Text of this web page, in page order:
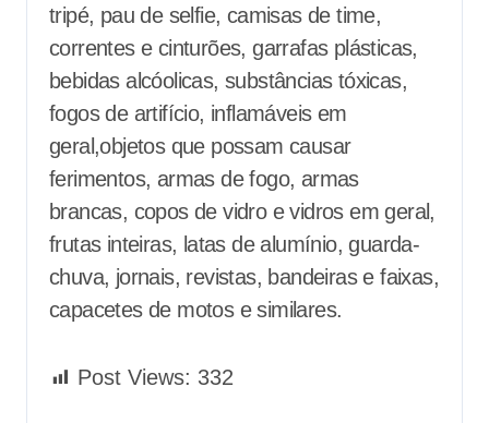
tripé, pau de selfie, camisas de time,
correntes e cinturões, garrafas plásticas,
bebidas alcóolicas, substâncias tóxicas,
fogos de artifício, inflamáveis em
geral,objetos que possam causar
ferimentos, armas de fogo, armas
brancas, copos de vidro e vidros em geral,
frutas inteiras, latas de alumínio, guarda-
chuva, jornais, revistas, bandeiras e faixas,
capacetes de motos e similares.
Post Views: 332